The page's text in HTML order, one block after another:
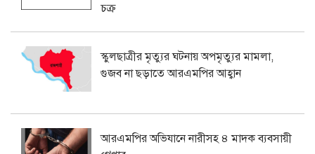
চক্র
স্কুলছাত্রীর মৃত্যুর ঘটনায় অপমৃত্যুর মামলা,
গুজব না ছড়াতে আরএমপির আহ্বান
আরএমপির অভিযানে নারীসহ ৪ মাদক ব্যবসায়ী